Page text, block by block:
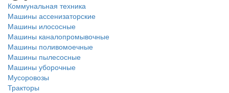
Коммунальная техника
Машины ассенизаторские
Машины илососные
Машины каналопромывочные
Машины поливомоечные
Машины пылесосные
Машины уборочные
Мусоровозы
Тракторы